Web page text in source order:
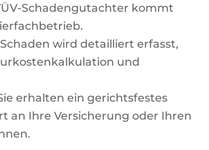
Schadengutachter kommt
wird detailliert erfasst,
und
erhalten ein gerichtsfestes
an Ihre Versicherung oder Ihren